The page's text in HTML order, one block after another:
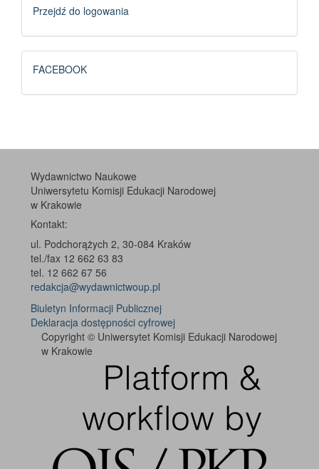
Logowanie
Przejdź do logowania
FB
FACEBOOK
Wydawnictwo Naukowe
Uniwersytetu Komisji Edukacji Narodowej
w Krakowie
Kontakt:
ul. Podchorążych 2, 30-084 Kraków
tel./fax 12 662 63 83
tel. 12 662 67 56
redakcja@wydawnictwoup.pl
Biuletyn Informacji Publicznej
Deklaracja dostępności cyfrowej
Copyright © Uniwersytet Komisji Edukacji Narodowej
w Krakowie